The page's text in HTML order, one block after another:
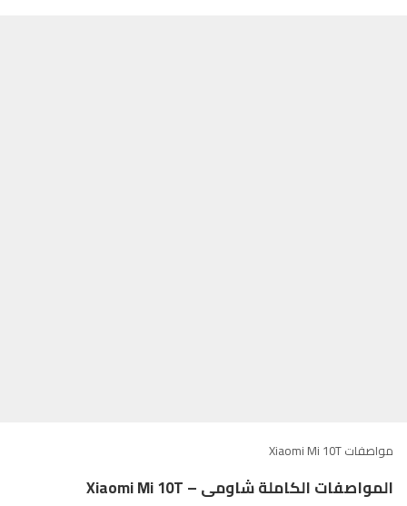
مواصفات Xiaomi Mi 10T
المواصفات الكاملة شاومى – Xiaomi Mi 10T